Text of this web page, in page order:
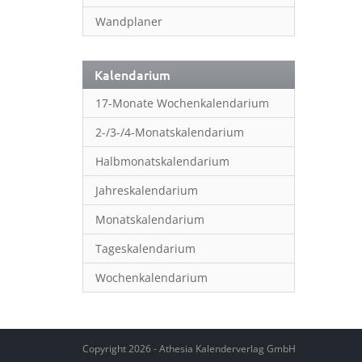
Wandplaner
Kalendarium
17-Monate Wochenkalendarium
2-/3-/4-Monatskalendarium
Halbmonatskalendarium
Jahreskalendarium
Monatskalendarium
Tageskalendarium
Wochenkalendarium
Copyright 2026 - Athesia Kalenderverlag GmbH